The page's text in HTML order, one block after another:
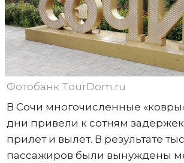
Фотобанк TourDom.ru
В Сочи многочисленные
дни привели к сотням
прилет и вылет. В результате
пассажиров были вынуждены